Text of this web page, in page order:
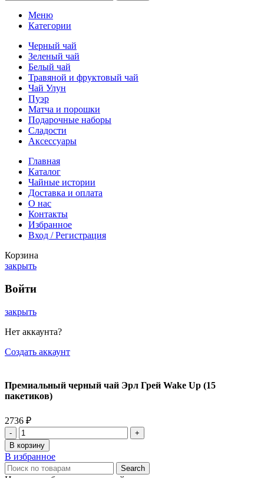
Меню
Категории
Черный чай
Зеленый чай
Белый чай
Травяной и фруктовый чай
Чай Улун
Пуэр
Матча и порошки
Подарочные наборы
Сладости
Аксессуары
Главная
Каталог
Чайные истории
Доставка и оплата
О нас
Контакты
Избранное
Вход / Регистрация
Корзина
закрыть
Войти
закрыть
Нет аккаунта?
Создать аккаунт
Премиальный черный чай Эрл Грей Wake Up (15
пакетиков)
2736 ₽
Количество
товара
Премиальный
черный
чай
В корзину
В избранное
Search